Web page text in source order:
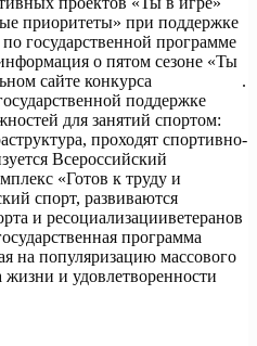
приоритеты» при поддержке
государственной программе
о пятом сезоне «Ты
сайте конкурса
.
поддержке
для занятий спортом:
проходят спортивно-
Всероссийский
«Готов к труду и
спорт, развиваются
и ресоциализацииветеранов
программа
на популяризацию массового
и удовлетворенности